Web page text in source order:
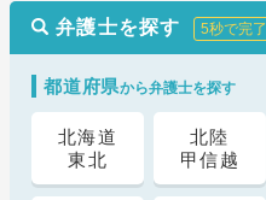
弁護士を探す 5秒で完了
都道府県から弁護士を探す
北海道
東北
北陸
甲信越